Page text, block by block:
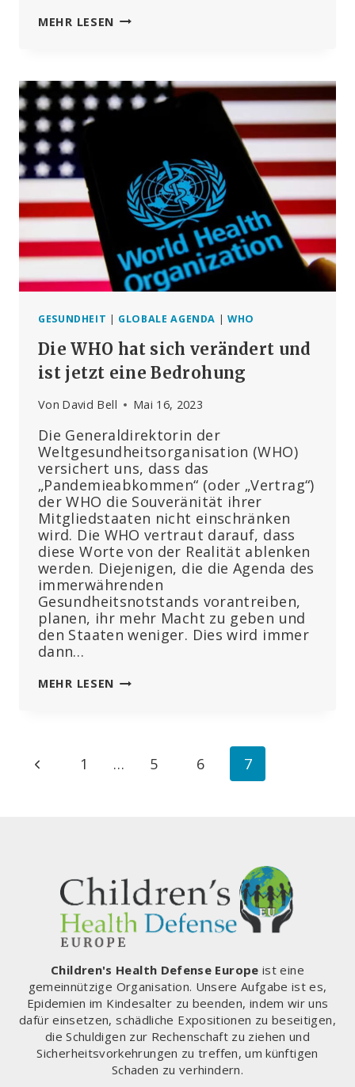
MEHR LESEN WHO-
VERHALTENSWEISEN“
DURCH
MEDIEN
FÖRDERN
GESUNDHEIT | GLOBALE AGENDA | WHO
Die WHO hat sich verändert und
ist jetzt eine Bedrohung
Von David Bell Mai 16, 2023
Die Generaldirektorin der
Weltgesundheitsorganisation (WHO)
versichert uns, dass das
„Pandemieabkommen“ (oder „Vertrag“)
der WHO die Souveränität ihrer
Mitgliedstaaten nicht einschränken
wird. Die WHO vertraut darauf, dass
diese Worte von der Realität ablenken
werden. Diejenigen, die die Agenda des
immerwährenden
Gesundheitsnotstands vorantreiben,
planen, ihr mehr Macht zu geben und
den Staaten weniger. Dies wird immer
dann…
MEHR LESEN DIE
UND
Seitennavigation
Vorherige
1 … 5 6 7
Children's Health Defense Europe ist eine
gemeinnützige Organisation. Unsere Aufgabe ist es,
Epidemien im Kindesalter zu beenden, indem wir uns
dafür einsetzen, schädliche Expositionen zu beseitigen,
die Schuldigen zur Rechenschaft zu ziehen und
Sicherheitsvorkehrungen zu treffen, um künftigen
Schaden zu verhindern.